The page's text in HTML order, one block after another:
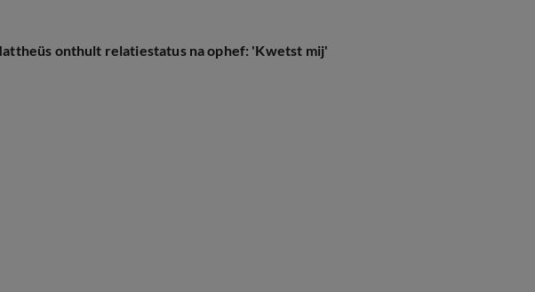
onthult relatiestatus na ophef: 'Kwetst mij'